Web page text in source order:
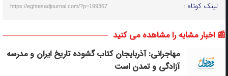
لینک کوتاه : https://eghtesadjournal.com/?p=199367
📰 اخبار مشابه را مشاهده می کنید
مهاجرانی: آذربایجان کتاب گشوده تاریخ ایران و مدرسه
آزادگی و تمدن است